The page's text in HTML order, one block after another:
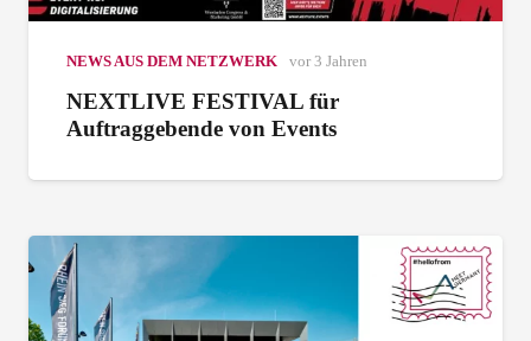
NEWS AUS DEM NETZWERK vor 3 Jahren
NEXTLIVE FESTIVAL für
Auftraggebende von Events